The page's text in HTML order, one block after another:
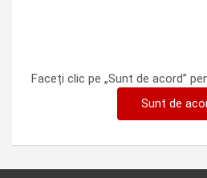
Faceți clic pe „Sunt de acord”
Sunt de